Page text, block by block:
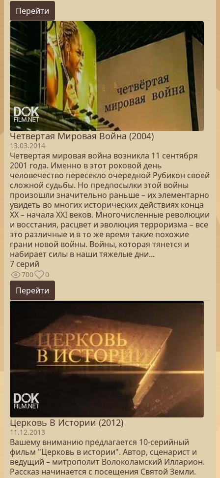
Перейти
Четвертая Мировая Война (2004)
13.03.2014
Четвертая мировая война возникла 11 сентября
2001 года. Именно в этот роковой день
человечество пересекло очередной Рубикон своей
сложной судьбы. Но предпосылки этой войны
произошли значительно раньше – их элементарно
увидеть во многих исторических действиях конца
XX – начала XXI веков. Многочисленные революции
и восстания, расцвет и эволюция терроризма – все
это различные и в то же время такие похожие
грани новой войны. Войны, которая тянется и
набирает силы в наши тяжелые дни...
7 серий
700 0
Перейти
Церковь В Истории (2012)
11.12.2013
Вашему вниманию предлагается 10-серийный
фильм "Церковь в истории". Автор, сценарист и
ведущий – митрополит Волоколамский Илларион.
Рассказ начинается с посещения Святой Земли.